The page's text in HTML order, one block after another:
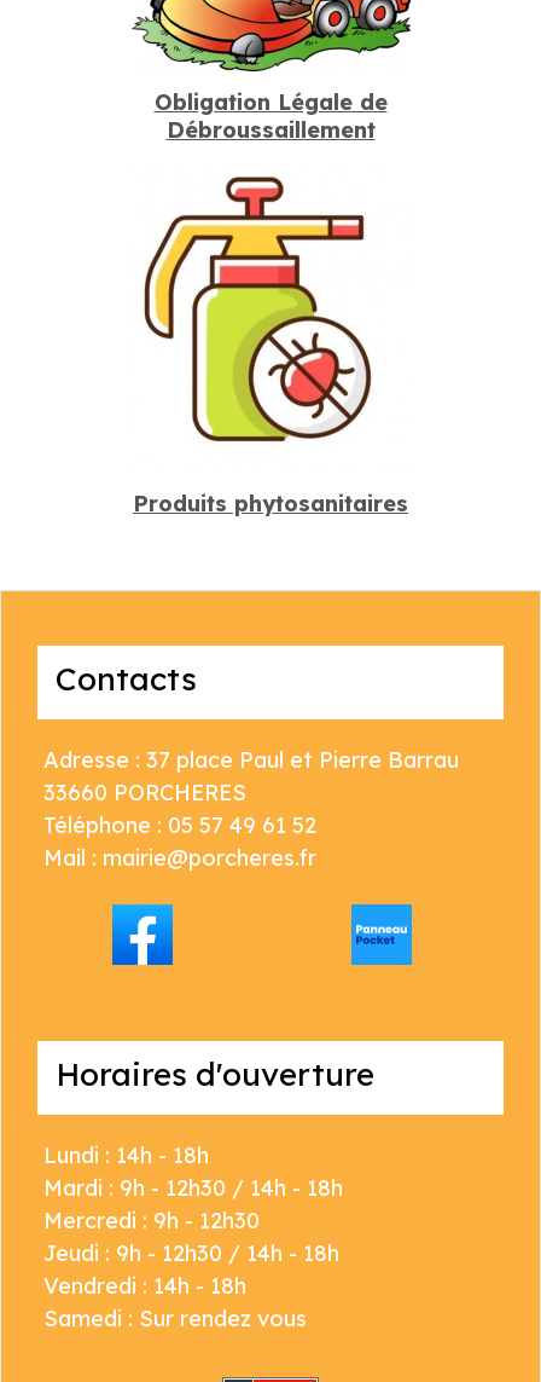
Obligation Légale de
Débroussaillement
Produits phytosanitaires
Contacts
Adresse : 37 place Paul et Pierre Barrau
33660 PORCHERES
Téléphone : 05 57 49 61 52
Mail : mairie@porcheres.fr
Horaires d'ouverture
Lundi : 14h - 18h
Mardi : 9h - 12h30 / 14h - 18h
Mercredi : 9h - 12h30
Jeudi : 9h - 12h30 / 14h - 18h
Vendredi : 14h - 18h
Samedi : Sur rendez vous